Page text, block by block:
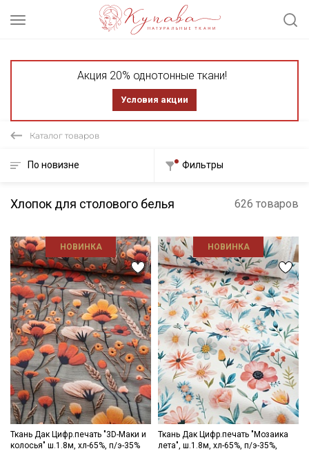
Акция 20% однотонные ткани!
Условия акции
Каталог товаров
По новизне Фильтры
Хлопок для столового белья 626 товаров
НОВИНКА
Ткань Дак Цифр.печать "3D-Маки и
колосья" ш.1.8м, хл-65%, п/э-35%
НОВИНКА
Ткань Дак Цифр.печать "Мозаика
лета", ш.1.8м, хл-65%, п/э-35%,